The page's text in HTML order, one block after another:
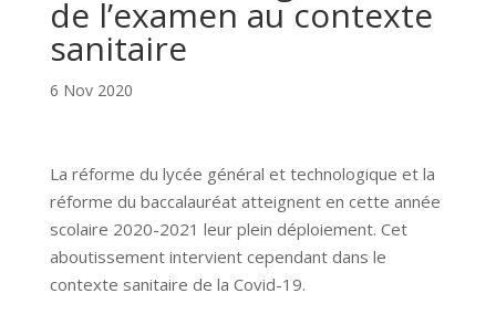
de l’examen au contexte
sanitaire
6 Nov 2020
La réforme du lycée général et technologique et la
réforme du baccalauréat atteignent en cette année
scolaire 2020-2021 leur plein déploiement. Cet
aboutissement intervient cependant dans le
contexte sanitaire de la Covid-19.